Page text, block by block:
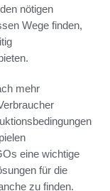
nötigen
Wege finden,
mehr
eine wichtige
für die
zu finden.